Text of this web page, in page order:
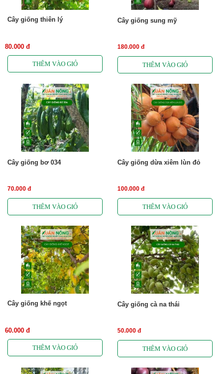
Cây giống thiên lý
80.000 đ
Cây giống sung mỹ
180.000 đ
Cây giống bơ 034
70.000 đ
Cây giống dừa xiêm lùn đỏ
100.000 đ
Cây giống khế ngọt
60.000 đ
Cây giống cà na thái
50.000 đ